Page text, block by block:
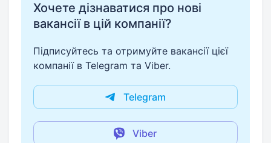
Хочете дізнаватися про нові
вакансії в цій компанії?
Підписуйтесь та отримуйте вакансії цієї
компанії в Telegram та Viber.
Telegram
Viber